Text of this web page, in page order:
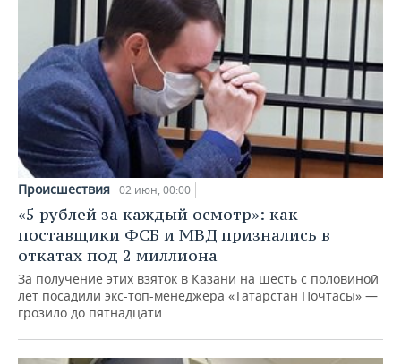
Происшествия 02 июн, 00:00
«5 рублей за каждый осмотр»: как
поставщики ФСБ и МВД признались в
откатах под 2 миллиона
За получение этих взяток в Казани на шесть с половиной
лет посадили экс-топ-менеджера «Татарстан Почтасы» —
грозило до пятнадцати